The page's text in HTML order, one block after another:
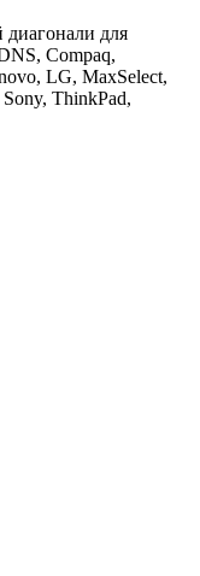
для
Compaq,
LG, MaxSelect,
ThinkPad,